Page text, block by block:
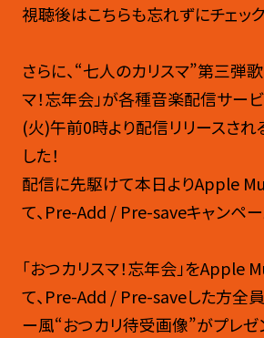
視聴後はこちらも忘れずにチェック
さらに、“七人のカリスマ”第三弾
マ！忘年会」が各種音楽配信サー
(火)午前0時より配信リリースされ
した！
配信に先駆けて本日よりApple
て、Pre-Add / Pre-saveキャンペー
「おつカリスマ！忘年会」をApple
て、Pre-Add / Pre-saveした方全
ー風“おつカリ待受画像”がプレゼ